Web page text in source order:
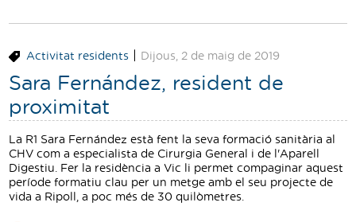
Activitat residents| Dijous, 2 de maig de 2019
Sara Fernández, resident de
proximitat
La R1 Sara Fernández està fent la seva formació sanitària al
CHV com a especialista de Cirurgia General i de l'Aparell
Digestiu. Fer la residència a Vic li permet compaginar aquest
període formatiu clau per un metge amb el seu projecte de
vida a Ripoll, a poc més de 30 quilòmetres.